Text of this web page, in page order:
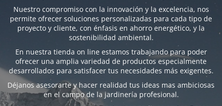
Nuestro compromiso con la innovación y la excelencia, nos
permite ofrecer soluciones personalizadas para cada tipo de
proyecto y cliente, con énfasis en ahorro energético, y la
sostenibilidad ambiental.
En nuestra tienda on line estamos trabajando para poder
ofrecer una amplia variedad de productos especialmente
desarrollados para satisfacer tus necesidades más exigentes.
Déjanos asesorarte y hacer realidad tus ideas mas ambiciosas
en el campo de la jardinería profesional.